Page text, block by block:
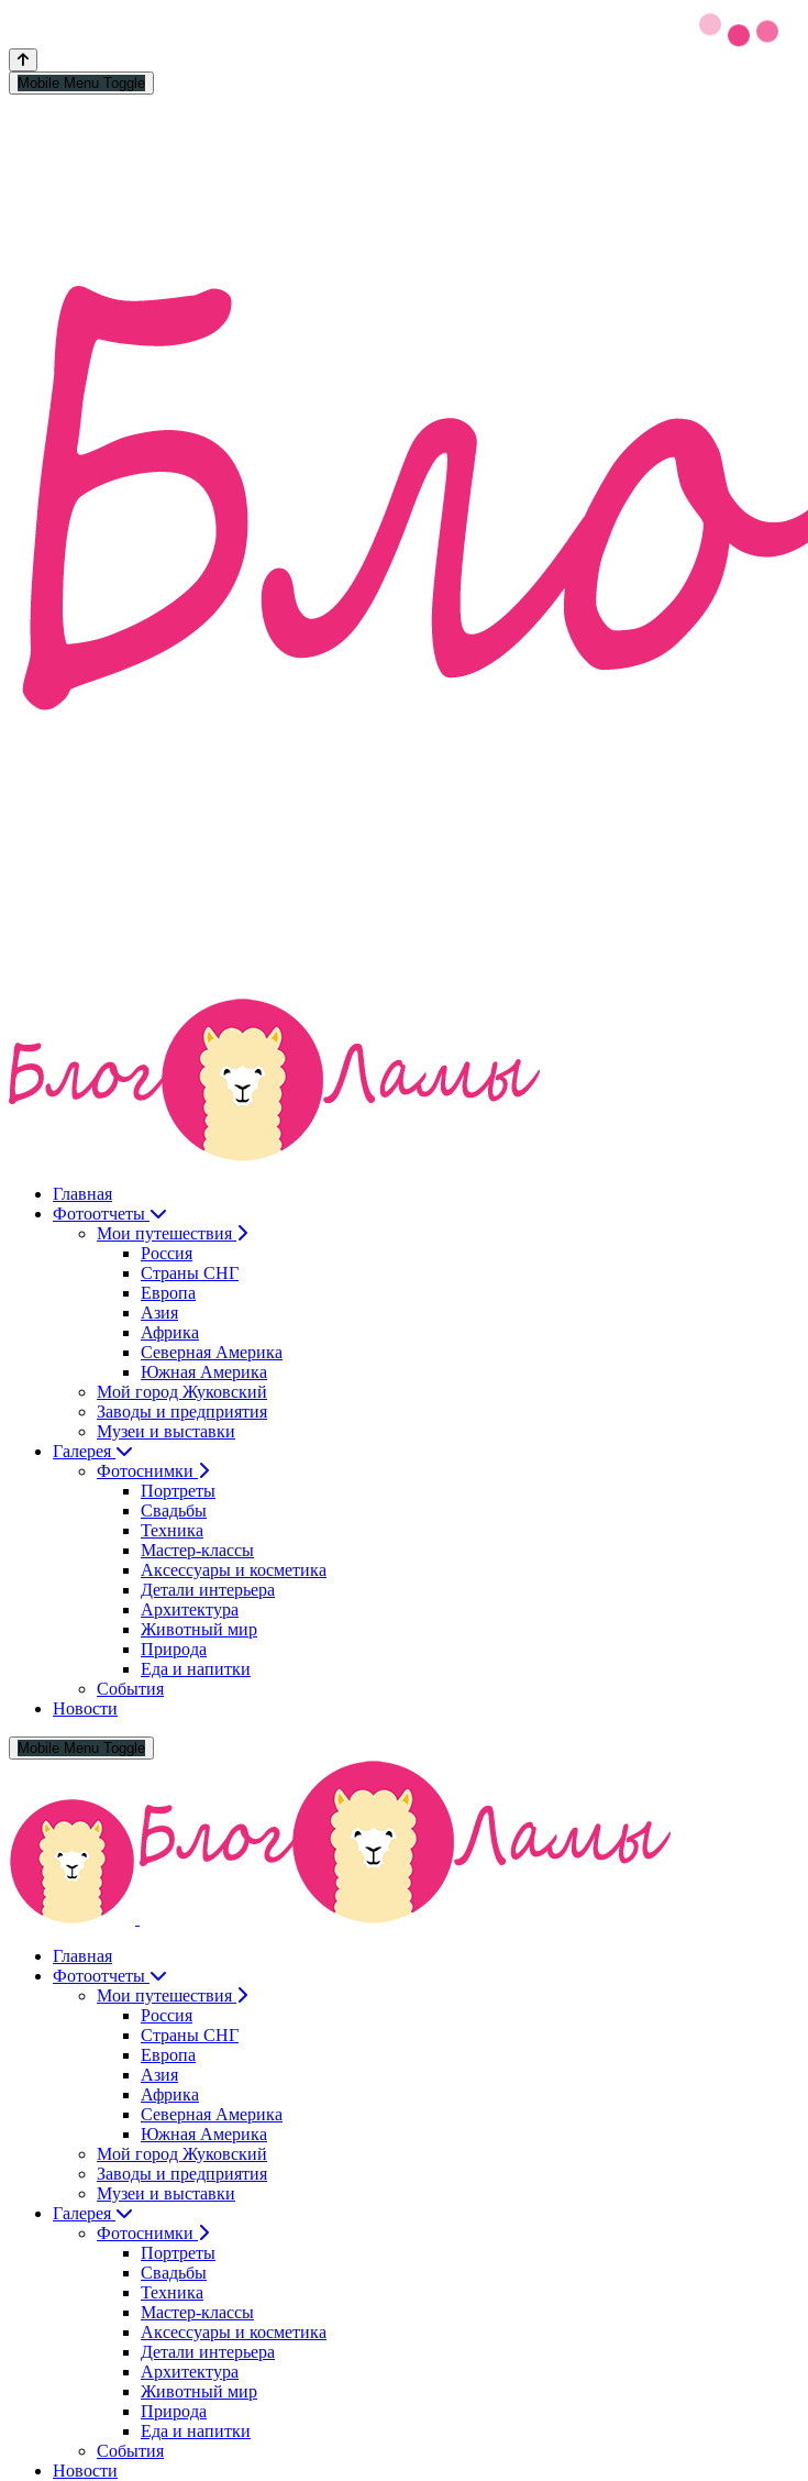
Mobile Menu Toggle
Главная
Фотоотчеты
Мои путешествия
Россия
Страны СНГ
Европа
Азия
Африка
Северная Америка
Южная Америка
Мой город Жуковский
Заводы и предприятия
Музеи и выставки
Галерея
Фотоснимки
Портреты
Свадьбы
Техника
Мастер-классы
Аксессуары и косметика
Детали интерьера
Архитектура
Животный мир
Природа
Еда и напитки
События
Новости
Mobile Menu Toggle
Главная
Фотоотчеты
Мои путешествия
Россия
Страны СНГ
Европа
Азия
Африка
Северная Америка
Южная Америка
Мой город Жуковский
Заводы и предприятия
Музеи и выставки
Галерея
Фотоснимки
Портреты
Свадьбы
Техника
Мастер-классы
Аксессуары и косметика
Детали интерьера
Архитектура
Животный мир
Природа
Еда и напитки
События
Новости